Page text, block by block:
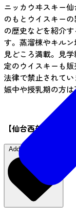
ニッカウヰスキー
のもとウイスキーの
の歴史などを紹介す
す。蒸溜棟やキルン
見どころ満載。見学
定のウイスキーも
法律で禁止されて
娠中や授乳期の方は
【仙台西部地区〇
Add to "favorites"